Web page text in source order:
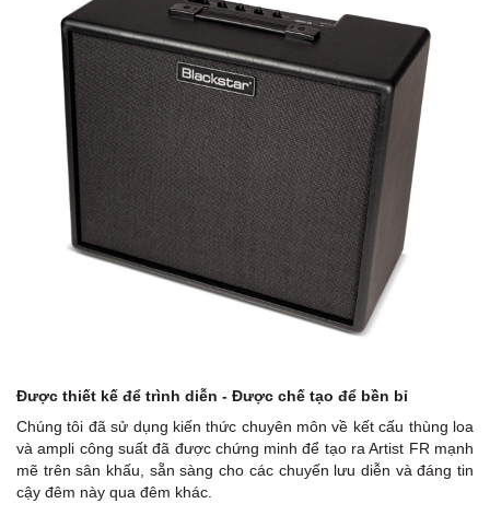
Được thiết kế để trình diễn - Được chế tạo để bền bỉ
Chúng tôi đã sử dụng kiến ​​thức chuyên môn về kết cấu thùng loa
và ampli công suất đã được chứng minh để tạo ra Artist FR mạnh
mẽ trên sân khấu, sẵn sàng cho các chuyến lưu diễn và đáng tin
cậy đêm này qua đêm khác.